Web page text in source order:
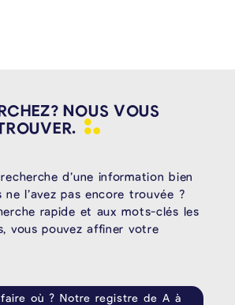
NOUS VOUS
d’une information bien
l’avez pas encore trouvée ?
rapide et aux mots-clés les
vous pouvez affiner votre
où ? Notre registre de A à